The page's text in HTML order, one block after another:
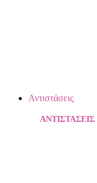
Αντιστάσεις
ΑΝΤΙΣΤΑΣΕΙΣ